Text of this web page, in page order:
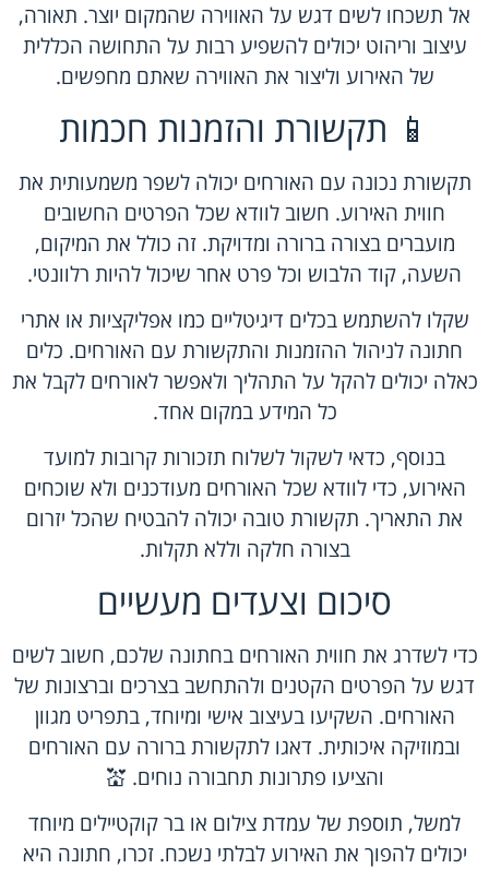
אל תשכחו לשים דגש על האווירה שהמקום יוצר. תאורה,
עיצוב וריהוט יכולים להשפיע רבות על התחושה הכללית
של האירוע וליצור את האווירה שאתם מחפשים.
📱 תקשורת והזמנות חכמות
תקשורת נכונה עם האורחים יכולה לשפר משמעותית את
חווית האירוע. חשוב לוודא שכל הפרטים החשובים
מועברים בצורה ברורה ומדויקת. זה כולל את המיקום,
השעה, קוד הלבוש וכל פרט אחר שיכול להיות רלוונטי.
שקלו להשתמש בכלים דיגיטליים כמו אפליקציות או אתרי
חתונה לניהול ההזמנות והתקשורת עם האורחים. כלים
כאלה יכולים להקל על התהליך ולאפשר לאורחים לקבל את
כל המידע במקום אחד.
בנוסף, כדאי לשקול לשלוח תזכורות קרובות למועד
האירוע, כדי לוודא שכל האורחים מעודכנים ולא שוכחים
את התאריך. תקשורת טובה יכולה להבטיח שהכל יזרום
בצורה חלקה וללא תקלות.
סיכום וצעדים מעשיים
כדי לשדרג את חווית האורחים בחתונה שלכם, חשוב לשים
דגש על הפרטים הקטנים ולהתחשב בצרכים וברצונות של
האורחים. השקיעו בעיצוב אישי ומיוחד, בתפריט מגוון
ובמוזיקה איכותית. דאגו לתקשורת ברורה עם האורחים
והציעו פתרונות תחבורה נוחים. 💒
למשל, תוספת של עמדת צילום או בר קוקטיילים מיוחד
יכולים להפוך את האירוע לבלתי נשכח. זכרו, חתונה היא